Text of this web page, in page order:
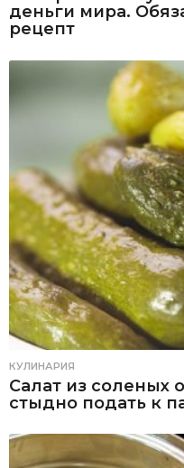
деньги мира.
рецепт
КУЛИНАРИЯ
Салат из соленых
стыдно подать к